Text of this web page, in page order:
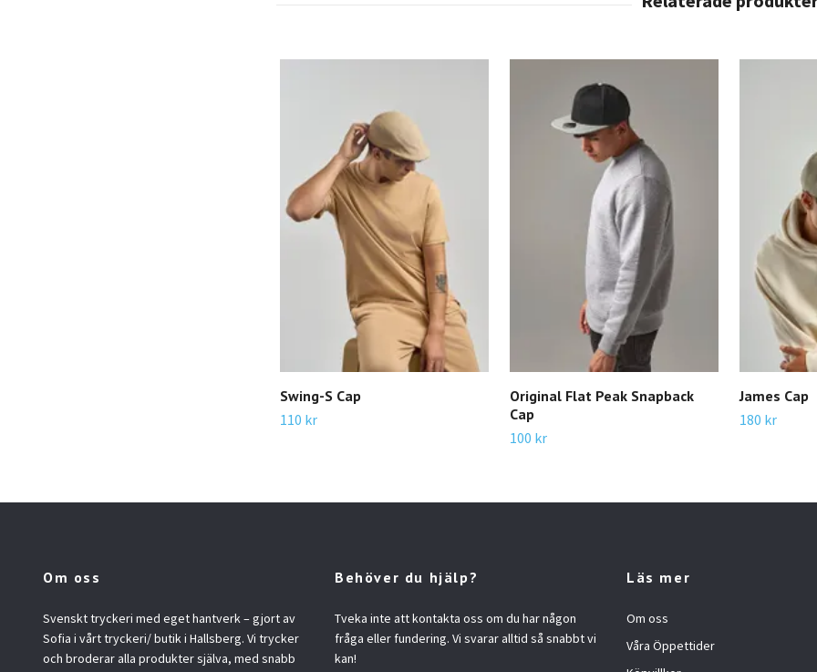
Swing-S Cap
110 kr
Original Flat Peak Snapback
Cap
100 kr
James Cap
180 kr
Om oss
Svenskt tryckeri med eget hantverk – gjort av
Sofia i vårt tryckeri/ butik i Hallsberg. Vi trycker
och broderar alla produkter själva, med snabb
Behöver du hjälp?
Tveka inte att kontakta oss om du har någon
fråga eller fundering. Vi svarar alltid så snabbt vi
kan!
Läs mer
Om oss
Våra Öppettider